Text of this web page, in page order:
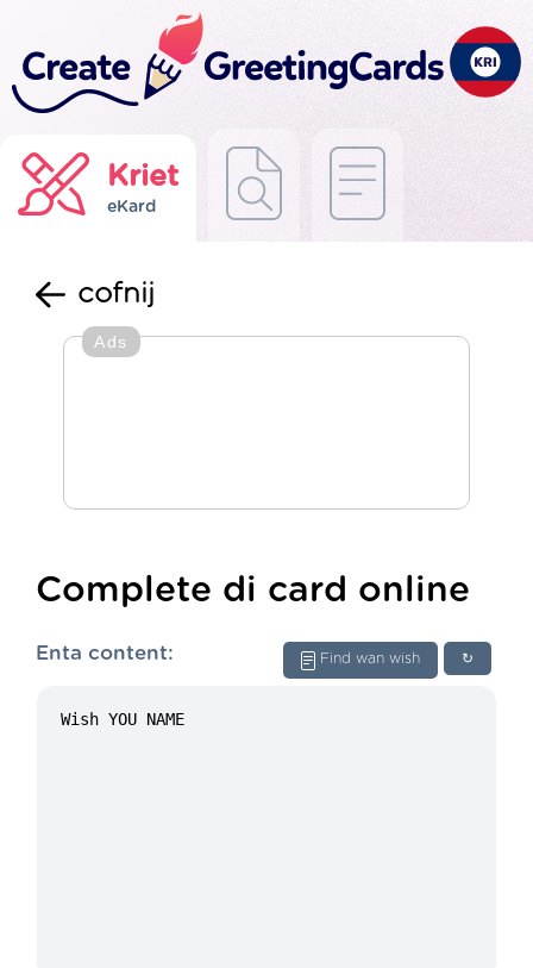
Kriet
eKard
cofnij
Ads
Complete di card online
↻
Find wan wish
Enta content: